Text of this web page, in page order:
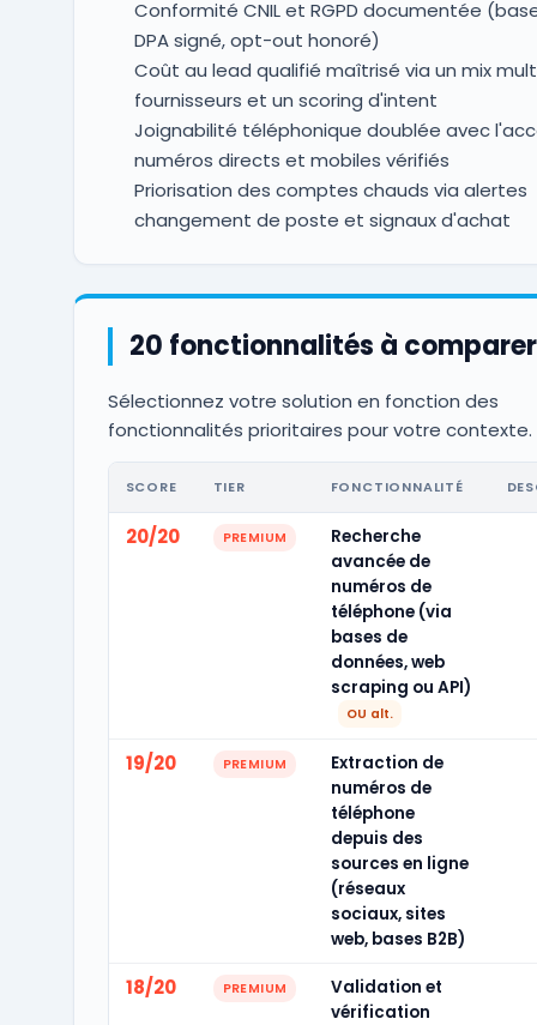
Conformité CNIL et RGPD documentée
DPA signé, opt-out honoré)
Coût au lead qualifié maîtrisé via un mix
fournisseurs et un scoring d'intent
Joignabilité téléphonique doublée avec
numéros directs et mobiles vérifiés
Priorisation des comptes chauds via alertes
changement de poste et signaux d'achat
20 fonctionnalités à comparer
Sélectionnez votre solution en fonction des
fonctionnalités prioritaires pour votre contexte.
SCORE TIER FONCTIONNALITÉ
20/20 PREMIUM
Recherche
avancée de
numéros de
téléphone (via
bases de
données, web
scraping ou API)
OU alt.
19/20 PREMIUM
Extraction de
numéros de
téléphone
depuis des
sources en ligne
(réseaux
sociaux, sites
web, bases B2B)
18/20 PREMIUM
Validation et
vérification